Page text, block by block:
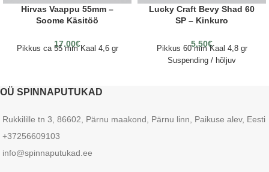
Hirvas Vaappu 55mm –
Soome Käsitöö
17.00€
Pikkus ca 55 mm Kaal 4,6 gr
Lucky Craft Bevy Shad 60
SP – Kinkuro
5.50€
Pikkus 60 mm Kaal 4,8 gr
Suspending / hõljuv
OÜ SPINNAPUTUKAD
Rukkilille tn 3, 86602, Pärnu maakond, Pärnu linn, Paikuse alev, Eesti
+37256609103
info@spinnaputukad.ee